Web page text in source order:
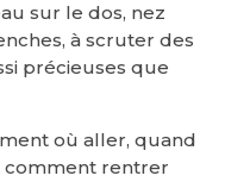
sur le dos, nez
à scruter des
précieuses que
où aller, quand
comment rentrer